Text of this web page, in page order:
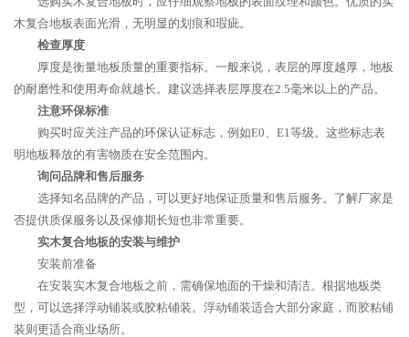
木复合地板表面光滑，无明显的划痕和瑕疵。
检查厚度
厚度是衡量地板质量的重要指标。一般来说，表层的厚度越厚，地板
的耐磨性和使用寿命就越长。建议选择表层厚度在2.5毫米以上的产品。
注意环保标准
购买时应关注产品的环保认证标志，例如E0、E1等级。这些标志表
明地板释放的有害物质在安全范围内。
询问品牌和售后服务
选择知名品牌的产品，可以更好地保证质量和售后服务。了解厂家是
否提供质保服务以及保修期长短也非常重要。
实木复合地板的安装与维护
安装前准备
在安装实木复合地板之前，需确保地面的干燥和清洁。根据地板类
型，可以选择浮动铺装或胶粘铺装。浮动铺装适合大部分家庭，而胶粘铺
装则更适合商业场所。